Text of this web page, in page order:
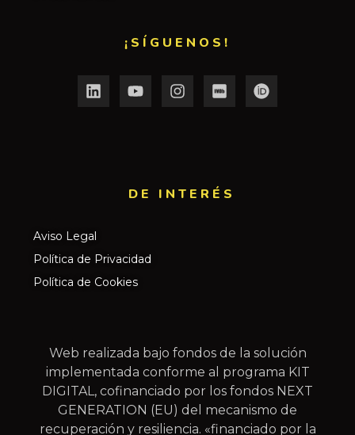
¡SÍGUENOS!
DE INTERÉS​
Aviso Legal
Política de Privacidad
Política de Cookies
Web realizada bajo fondos de la solución
implementada conforme al programa KIT
DIGITAL, cofinanciado por los fondos NEXT
GENERATION (EU) del mecanismo de
recuperación y resiliencia. «financiado por la